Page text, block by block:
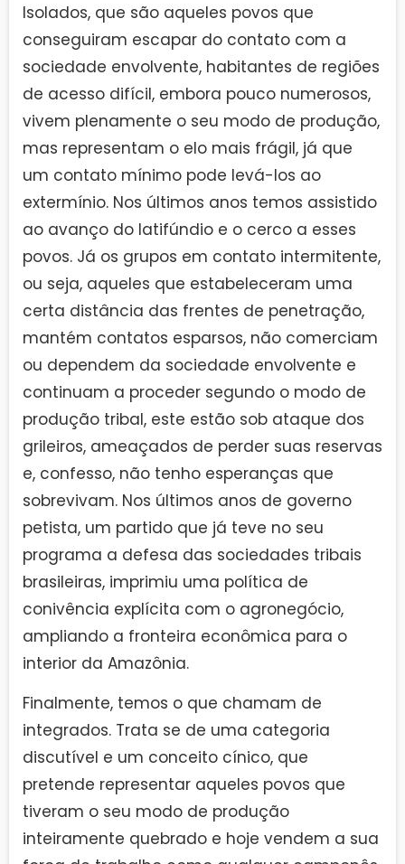
Isolados, que são aqueles povos que
conseguiram escapar do contato com a
sociedade envolvente, habitantes de regiões
de acesso difícil, embora pouco numerosos,
vivem plenamente o seu modo de produção,
mas representam o elo mais frágil, já que
um contato mínimo pode levá-los ao
extermínio. Nos últimos anos temos assistido
ao avanço do latifúndio e o cerco a esses
povos. Já os grupos em contato intermitente,
ou seja, aqueles que estabeleceram uma
certa distância das frentes de penetração,
mantém contatos esparsos, não comerciam
ou dependem da sociedade envolvente e
continuam a proceder segundo o modo de
produção tribal, este estão sob ataque dos
grileiros, ameaçados de perder suas reservas
e, confesso, não tenho esperanças que
sobrevivam. Nos últimos anos de governo
petista, um partido que já teve no seu
programa a defesa das sociedades tribais
brasileiras, imprimiu uma política de
conivência explícita com o agronegócio,
ampliando a fronteira econômica para o
interior da Amazônia.
Finalmente, temos o que chamam de
integrados. Trata se de uma categoria
discutível e um conceito cínico, que
pretende representar aqueles povos que
tiveram o seu modo de produção
inteiramente quebrado e hoje vendem a sua